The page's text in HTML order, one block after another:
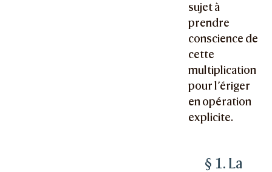
sujet à
prendre
conscience de
cette
multiplication
pour l’ériger
en opération
explicite.
§ 1. La